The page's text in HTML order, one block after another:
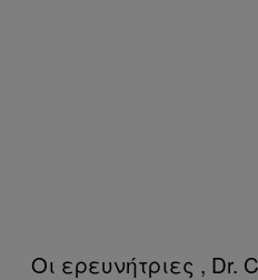
Οι ερευνήτριες , Dr.